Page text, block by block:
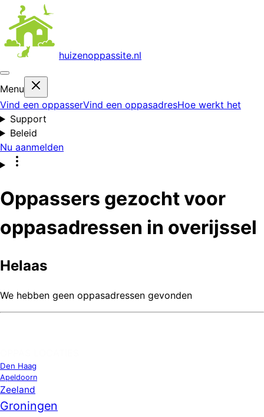
huizenoppassite.nl
Menu
Vind een oppasserVind een oppasadresHoe werkt het
Support
Beleid
Nu aanmelden
Oppassers gezocht voor
oppasadressen in overijssel
Helaas
We hebben geen oppasadressen gevonden
Den Haag
Apeldoorn
Zeeland
Groningen